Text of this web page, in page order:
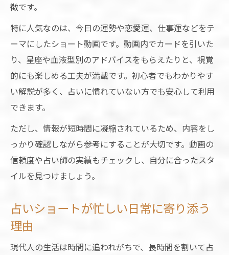
短時間で運勢チェックしたいなら占いショート
が最適
占いショートなら短時間で運勢をサクッと
確認
忙しい朝に役立つ占いショートの運勢チェ
占いショートが効率的な運勢アップの秘訣
時間がない人に選ばれる占いショートの理
由
占いショート活用で時間と運勢を両立する
恋愛や人生相談も占いショートで気軽に体験
能
徴です。
特に人気なのは、今日の運勢や恋愛運、仕事運などをテ
ーマにしたショート動画です。動画内でカードを引いた
り、星座や血液型別のアドバイスをもらえたりと、視覚
的にも楽しめる工夫が満載です。初心者でもわかりやす
い解説が多く、占いに慣れていない方でも安心して利用
できます。
ただし、情報が短時間に凝縮されているため、内容をし
っかり確認しながら参考にすることが大切です。動画の
信頼度や占い師の実績もチェックし、自分に合ったスタ
イルを見つけましょう。
占いショートが忙しい日常に寄り添う
理由
現代人の生活は時間に追われがちで、長時間を割いて占